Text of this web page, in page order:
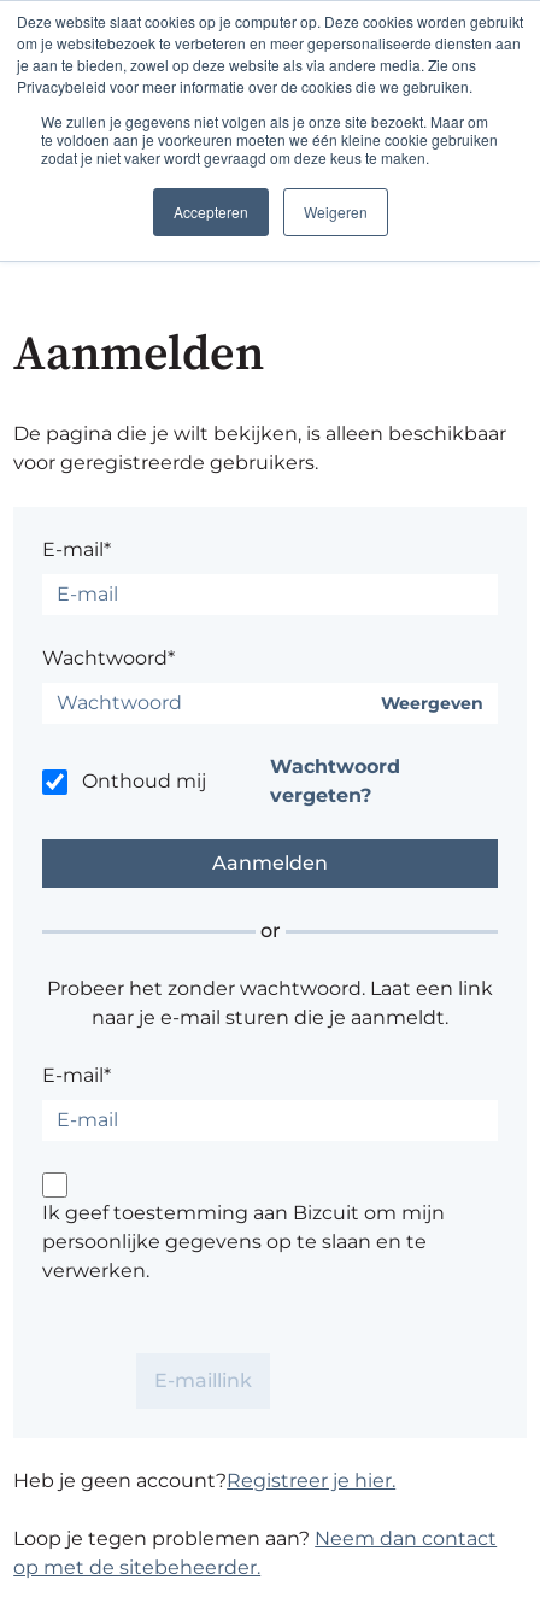
Deze website slaat cookies op je computer op. Deze cookies worden gebruikt
om je websitebezoek te verbeteren en meer gepersonaliseerde diensten aan
je aan te bieden, zowel op deze website als via andere media. Zie ons
Privacybeleid voor meer informatie over de cookies die we gebruiken.
We zullen je gegevens niet volgen als je onze site bezoekt. Maar om
te voldoen aan je voorkeuren moeten we één kleine cookie gebruiken
zodat je niet vaker wordt gevraagd om deze keus te maken.
Accepteren Weigeren
Aanmelden
De pagina die je wilt bekijken, is alleen beschikbaar
voor geregistreerde gebruikers.
E-mail*
Wachtwoord*
Weergeven
Onthoud mij
Wachtwoord
vergeten?
or
Probeer het zonder wachtwoord. Laat een link
naar je e-mail sturen die je aanmeldt.
E-mail*
Ik geef toestemming aan Bizcuit om mijn
persoonlijke gegevens op te slaan en te
verwerken.
Heb je geen account?Registreer je hier.
Loop je tegen problemen aan? Neem dan contact
op met de sitebeheerder.